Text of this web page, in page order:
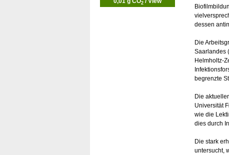
dessen
Die
Saarlandes
Helmholtz-
begrenzte
Die
Universität
wie die
dies durch
Die stark
untersucht,
2